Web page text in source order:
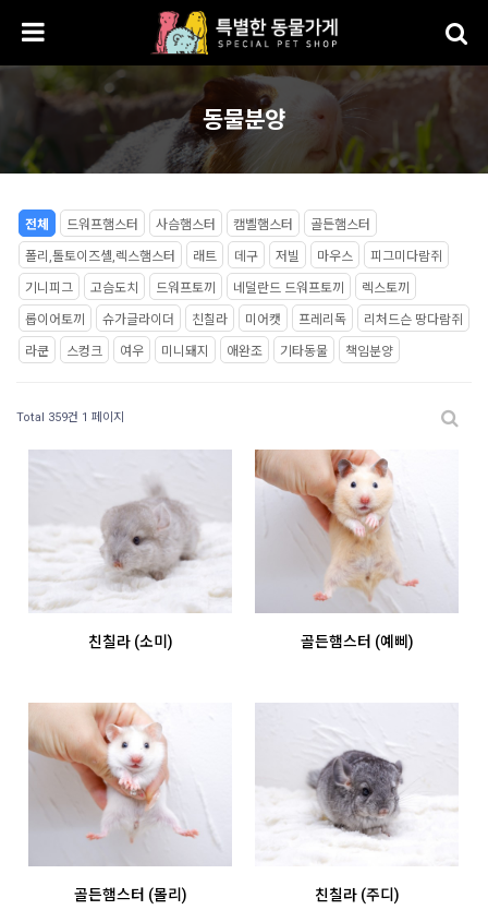
동물분양
전체 드워프햄스터 사슴햄스터 캠벨햄스터 골든햄스터
폴리,톨토이즈셸,렉스햄스터 래트 데구 저빌 마우스 피그미다람쥐
기니피그 고슴도치 드워프토끼 네덜란드 드워프토끼 렉스토끼
롭이어토끼 슈가글라이더 친칠라 미어캣 프레리독 리처드슨 땅다람쥐
라쿤 스컹크 여우 미니돼지 애완조 기타동물 책임분양
Total 359건 1 페이지
친칠라 (소미) 골든햄스터 (예삐)
골든햄스터 (몰리) 친칠라 (주디)